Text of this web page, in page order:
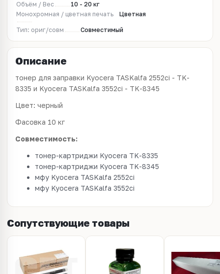
Объём / Вес
10 - 20 кг
Монохромная / цветная печать
Цветная
Тип: ориг/совм Совместимый
Описание
тонер для заправки Kyocera TASKalfa 2552ci - TK-
8335 и Kyocera TASKalfa 3552ci - TK-8345
Цвет: черный
Фасовка 10 кг
Совместимость:
тонер-картриджи Kyocera TK-8335
тонер-картриджи Kyocera TK-8345
мфу Kyocera TASKalfa 2552ci
мфу Kyocera TASKalfa 3552ci
Сопутствующие товары